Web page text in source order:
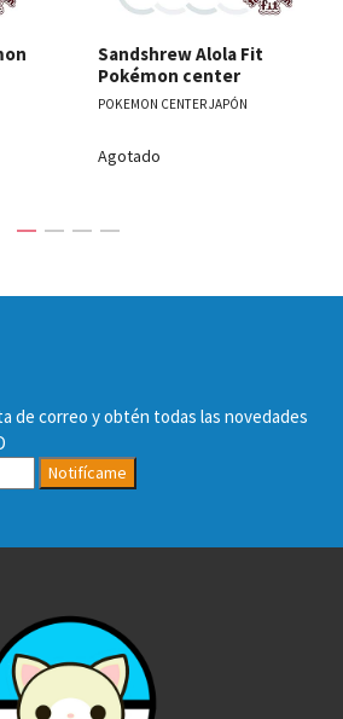
Sandshrew Alola Fit
Pokémon center
POKEMON CENTER JAPÓN
Agotado
de correo y obtén todas las novedades
Notifícame